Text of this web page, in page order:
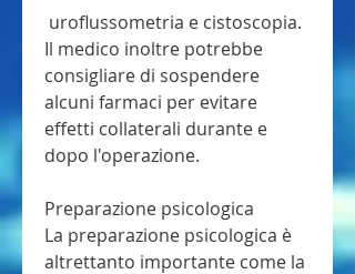
uroflussometria e cistoscopia.
Il medico inoltre potrebbe
consigliare di sospendere
alcuni farmaci per evitare
effetti collaterali durante e
dopo l'operazione.
Preparazione psicologica
La preparazione psicologica è
altrettanto importante come la